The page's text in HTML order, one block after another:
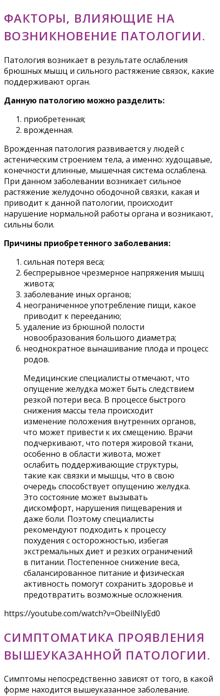
ФАКТОРЫ, ВЛИЯЮЩИЕ НА
ВОЗНИКНОВЕНИЕ ПАТОЛОГИИ.
Патология возникает в результате ослабления
брюшных мышц и сильного растяжение связок, какие
поддерживают орган.
Данную патологию можно разделить:
приобретенная;
врожденная.
Врожденная патология развивается у людей с
астеническим строением тела, а именно: худощавые,
конечности длинные, мышечная система ослаблена.
При данном заболевании возникает сильное
растяжение желудочно ободочной связки, какая и
приводит к данной патологии, происходит
нарушение нормальной работы органа и возникают,
сильны боли.
Причины приобретенного заболевания:
сильная потеря веса;
беспрерывное чрезмерное напряжения мышц
живота;
заболевание иных органов;
неограниченное употребление пищи, какое
приводит к перееданию;
удаление из брюшной полости
новообразования большого диаметра;
неоднократное вынашивание плода и процесс
родов.
Медицинские специалисты отмечают, что
опущение желудка может быть следствием
резкой потери веса. В процессе быстрого
снижения массы тела происходит
изменение положения внутренних органов,
что может привести к их смещению. Врачи
подчеркивают, что потеря жировой ткани,
особенно в области живота, может
ослабить поддерживающие структуры,
такие как связки и мышцы, что в свою
очередь способствует опущению желудка.
Это состояние может вызывать
дискомфорт, нарушения пищеварения и
даже боли. Поэтому специалисты
рекомендуют подходить к процессу
похудения с осторожностью, избегая
экстремальных диет и резких ограничений
в питании. Постепенное снижение веса,
сбалансированное питание и физическая
активность помогут сохранить здоровье и
предотвратить возможные осложнения.
https://youtube.com/watch?v=ObeilNIyEd0
СИМПТОМАТИКА ПРОЯВЛЕНИЯ
ВЫШЕУКАЗАННОЙ ПАТОЛОГИИ.
Симптомы непосредственно зависят от того, в какой
форме находится вышеуказанное заболевание.